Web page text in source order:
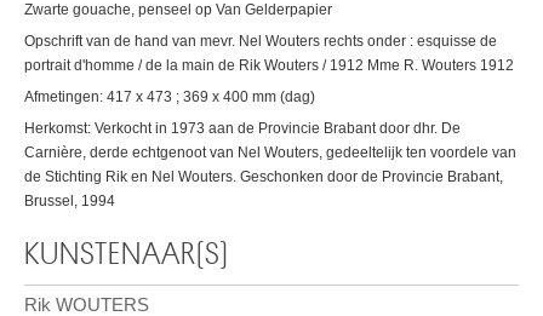
Zwarte gouache, penseel op Van Gelderpapier
Opschrift van de hand van mevr. Nel Wouters rechts onder : esquisse de
portrait d'homme / de la main de Rik Wouters / 1912 Mme R. Wouters 1912
Afmetingen: 417 x 473 ; 369 x 400 mm (dag)
Herkomst: Verkocht in 1973 aan de Provincie Brabant door dhr. De
Carnière, derde echtgenoot van Nel Wouters, gedeeltelijk ten voordele van
de Stichting Rik en Nel Wouters. Geschonken door de Provincie Brabant,
Brussel, 1994
KUNSTENAAR(S)
Rik WOUTERS